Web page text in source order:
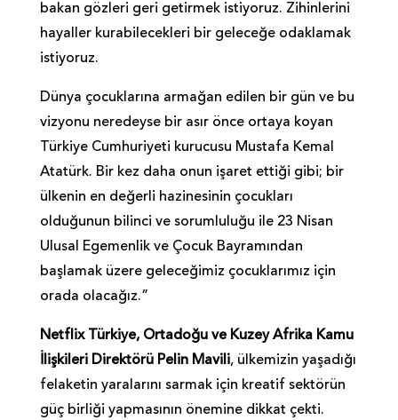
bakan gözleri geri getirmek istiyoruz. Zihinlerini
hayaller kurabilecekleri bir geleceğe odaklamak
istiyoruz.
Dünya çocuklarına armağan edilen bir gün ve bu
vizyonu neredeyse bir asır önce ortaya koyan
Türkiye Cumhuriyeti kurucusu Mustafa Kemal
Atatürk. Bir kez daha onun işaret ettiği gibi; bir
ülkenin en değerli hazinesinin çocukları
olduğunun bilinci ve sorumluluğu ile 23 Nisan
Ulusal Egemenlik ve Çocuk Bayramından
başlamak üzere geleceğimiz çocuklarımız için
orada olacağız.”
Netflix Türkiye, Ortadoğu ve Kuzey Afrika Kamu
İlişkileri Direktörü Pelin Mavili, ülkemizin yaşadığı
felaketin yaralarını sarmak için kreatif sektörün
güç birliği yapmasının önemine dikkat çekti.